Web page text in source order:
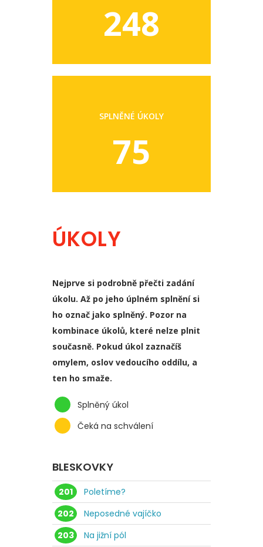
248
SPLNĚNÉ ÚKOLY
75
ÚKOLY
Nejprve si podrobně přečti zadání
úkolu. Až po jeho úplném splnění si
ho označ jako splněný. Pozor na
kombinace úkolů, které nelze plnit
současně. Pokud úkol zaznačíš
omylem, oslov vedoucího oddílu, a
ten ho smaže.
Splněný úkol
Čeká na schválení
BLESKOVKY
201
Poletíme?
202
Neposedné vajíčko
203
Na jižní pól